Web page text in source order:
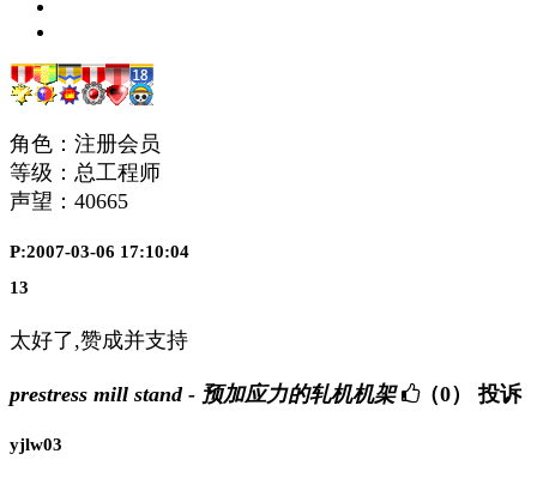
角色：注册会员
等级：总工程师
声望： 40665
P:2007-03-06 17:10:04
13
太好了,赞成并支持
prestress mill stand - 预加应力的轧机机架 （0） 投诉
yjlw03